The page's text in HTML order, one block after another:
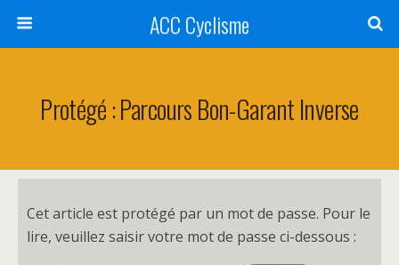
ACC Cyclisme
Protégé : Parcours Bon-Garant Inverse
Cet article est protégé par un mot de passe. Pour le
lire, veuillez saisir votre mot de passe ci-dessous :